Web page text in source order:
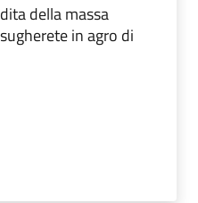
della massa
in agro di